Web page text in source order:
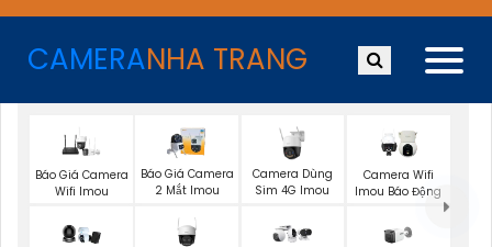
CAMERANHA TRANG
Báo Giá Camera
Wifi Imou
Báo Giá Camera
2 Mắt Imou
Camera Dùng
Sim 4G Imou
Camera Wifi
Imou Báo Động